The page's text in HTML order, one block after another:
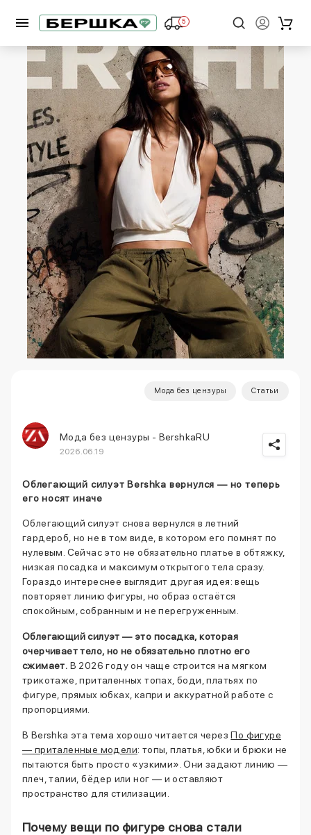
5 1/1
Мода без цензуры Статьи
Мода без цензуры - BershkaRU
2026.06.19
Облегающий силуэт Bershka вернулся — но теперь
его носят иначе
Облегающий силуэт снова вернулся в летний
гардероб, но не в том виде, в котором его помнят по
нулевым. Сейчас это не обязательно платье в обтяжку,
низкая посадка и максимум открытого тела сразу.
Гораздо интереснее выглядит другая идея: вещь
повторяет линию фигуры, но образ остаётся
спокойным, собранным и не перегруженным.
Облегающий силуэт — это посадка, которая
очерчивает тело, но не обязательно плотно его
сжимает. В 2026 году он чаще строится на мягком
трикотаже, приталенных топах, боди, платьях по
фигуре, прямых юбках, капри и аккуратной работе с
пропорциями.
В Bershka эта тема хорошо читается черезПо фигуре
— приталенные модели: топы, платья, юбки и брюки не
пытаются быть просто «узкими». Они задают линию —
плеч, талии, бёдер или ног — и оставляют
пространство для стилизации.
Почему вещи по фигуре снова стали